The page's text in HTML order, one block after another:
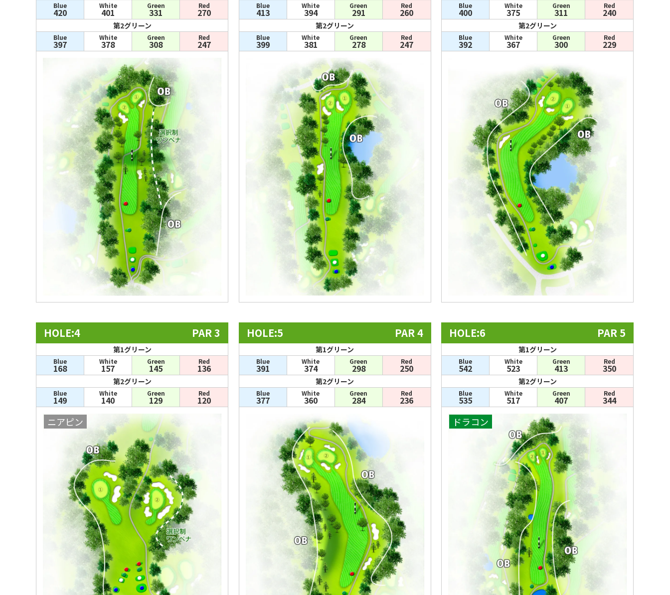
Blue
420
White
401
Green
331
Red
270
第2グリーン
Blue
397
White
378
Green
308
Red
247
Blue
413
White
394
Green
291
Red
260
第2グリーン
Blue
399
White
381
Green
278
Red
247
Blue
400
White
375
Green
311
Red
240
第2グリーン
Blue
392
White
367
Green
300
Red
229
HOLE:4 PAR 3
第1グリーン
Blue
168
White
157
Green
145
Red
136
第2グリーン
Blue
149
White
140
Green
129
Red
120
ニアピン
HOLE:5 PAR 4
第1グリーン
Blue
391
White
374
Green
298
Red
250
第2グリーン
Blue
377
White
360
Green
284
Red
236
HOLE:6 PAR 5
第1グリーン
Blue
542
White
523
Green
413
Red
350
第2グリーン
Blue
535
White
517
Green
407
Red
344
ドラコン